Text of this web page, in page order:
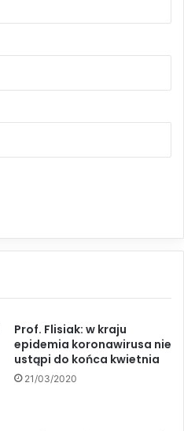
Prof. Flisiak: w kraju
epidemia koronawirusa nie
ustąpi do końca kwietnia
21/03/2020